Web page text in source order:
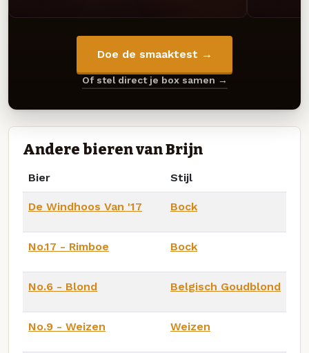
Doe de smaaktest →
Of stel direct je box samen →
Andere bieren van Brijn
Bier Stijl
De Windhoos Van '17 Bock
No.17 - Rimboe Bock
No.6 - Blond Belgisch Goudblond
No.9 - Weizen Weizen